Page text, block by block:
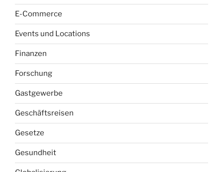
E-Commerce
Events und Locations
Finanzen
Forschung
Gastgewerbe
Geschäftsreisen
Gesetze
Gesundheit